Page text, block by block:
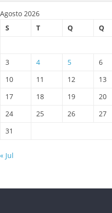
Agosto 2026
S
T Q Q
3
4 5 6
10
11 12 13
17
18 19 20
24
25 26 27
31
« Jul